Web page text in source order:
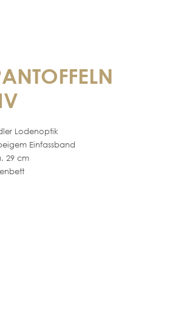
Lodenoptik
Einfassband
29 cm